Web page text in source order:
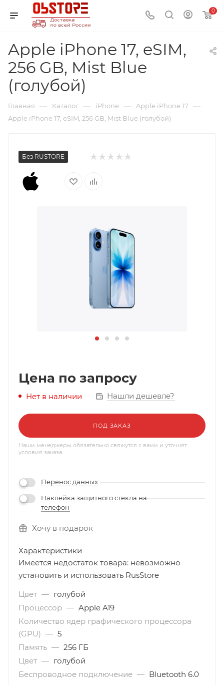
0
Apple iPhone 17, eSIM,
256 GB, Mist Blue
(голубой)
Главная — Каталог — iPhone — Apple iPhone 17 —
Apple iPhone 17, eSIM, 256 GB, Mist Blue (голубой)
Без RUSTORE
Цена по запросу
Нет в наличии Нашли дешевле?
ПОД ЗАКАЗ
Наши менеджеры обязательно свяжутся с вами и уточнят
условия заказа
Перенос данных
Наклейка защитного стекла на
телефон
Хочу в подарок
Характеристики
Имеется недостаток товара: невозможно
установить и использовать RusStore
Цвет — голубой
Процессор — Apple A19
Количество ядер графического процессора
(GPU) — 5
Память — 256 ГБ
Цвет — голубой
Беспроводное подключение — Bluetooth 6.0